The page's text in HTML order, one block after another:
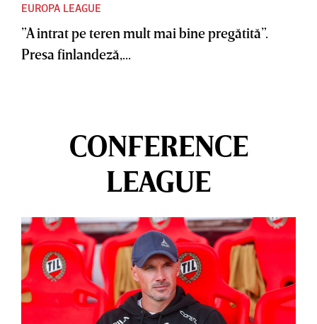
EUROPA LEAGUE
”A intrat pe teren mult mai bine pregătită”.
Presa finlandeză,...
CONFERENCE
LEAGUE